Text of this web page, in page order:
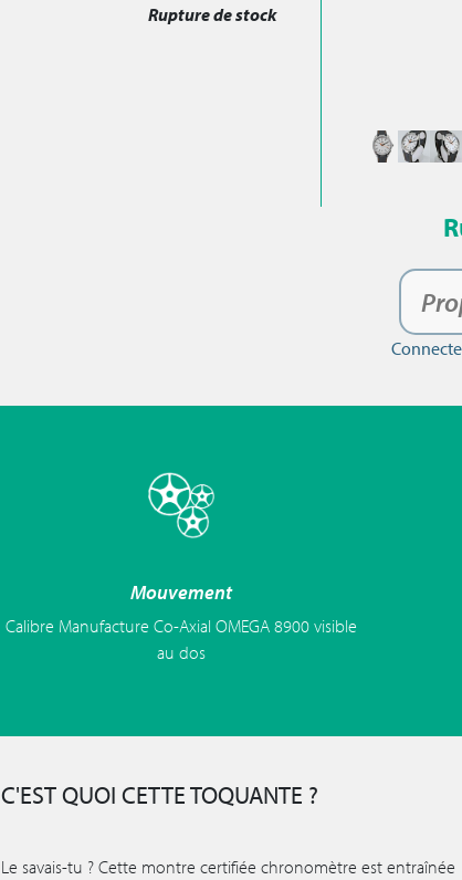
Rupture de stock
Mouvement
Calibre Manufacture Co-Axial OMEGA 8900 visible
au dos
C'EST QUOI CETTE TOQUANTE ?
Le savais-tu ? Cette montre certifiée chronomètre est entraînée